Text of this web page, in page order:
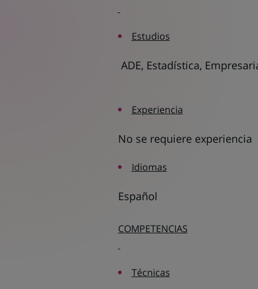
Estudios
ADE, Estadística,
Experiencia
No se requiere experiencia
Idiomas
Español
COMPETENCIAS
Técnicas